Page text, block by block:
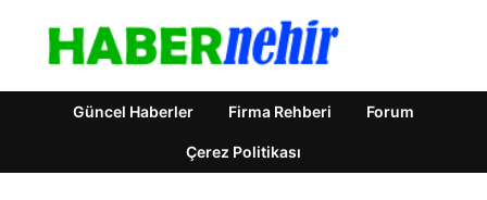
Güncel Haberler Firma Rehberi Forum
Çerez Politikası